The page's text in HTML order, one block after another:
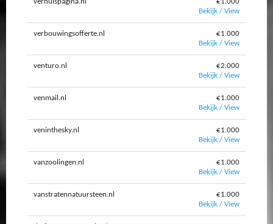
Bekijk / View
verbouwingsofferte.nl
€1.000
Bekijk / View
venturo.nl
€2.000
Bekijk / View
venmail.nl
€1.000
Bekijk / View
veninthesky.nl
€1.000
Bekijk / View
vanzoolingen.nl
€1.000
Bekijk / View
vanstratennatuursteen.nl
€1.000
Bekijk / View